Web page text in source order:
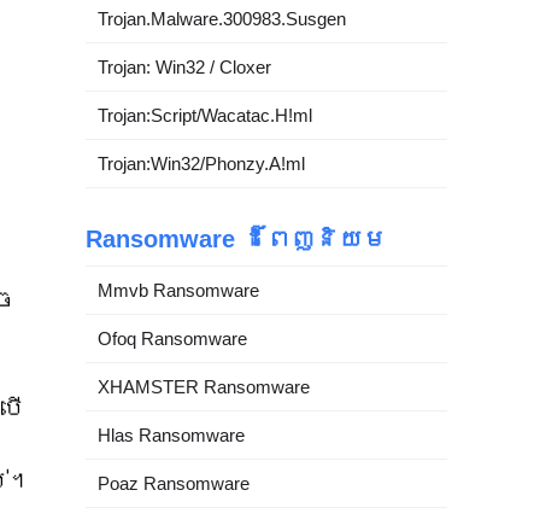
Trojan.Malware.300983.Susgen
Trojan: Win32 / Cloxer
Trojan:Script/Wacatac.H!ml
Trojan:Win32/Phonzy.A!ml
Ransomware ដ៏ពេញនិយម
Mmvb Ransomware
Ofoq Ransomware
XHAMSTER Ransomware
Hlas Ransomware
Poaz Ransomware